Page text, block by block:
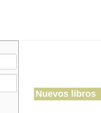
Nuevos libros